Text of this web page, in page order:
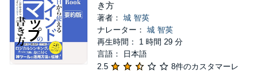
き方
著者： 城 智英
ナレーター： 城 智英
再生時間： 1 時間 29 分
言語： 日本語
2.5
8件のカスタマーレ